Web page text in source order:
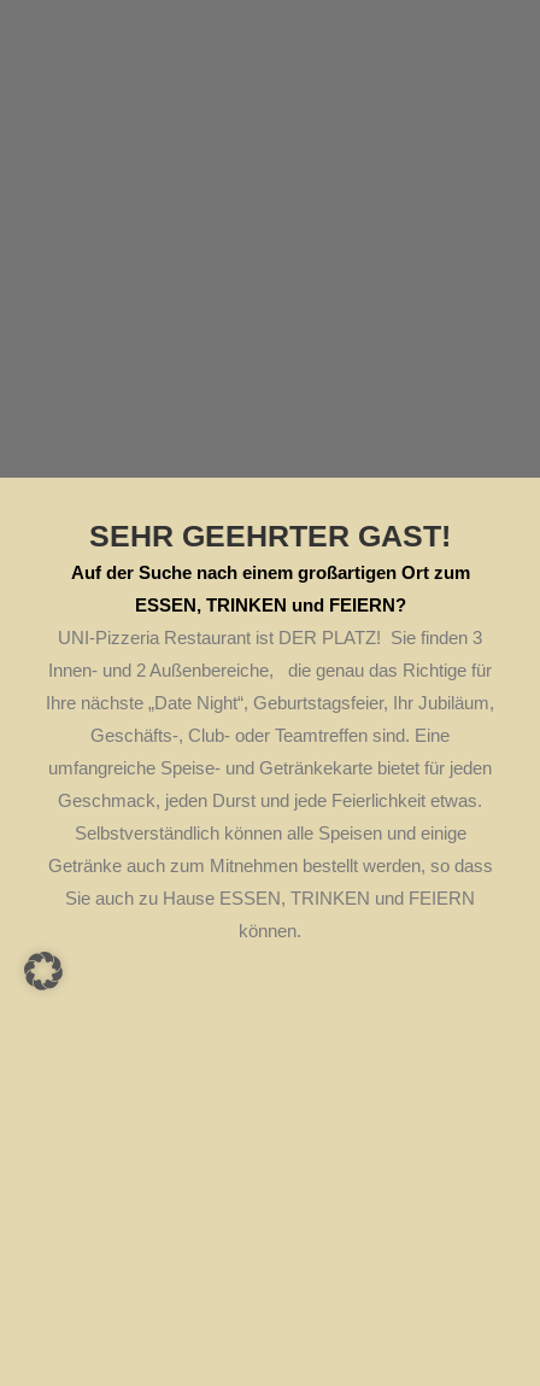
SEHR GEEHRTER GAST!
Auf der Suche nach einem großartigen Ort zum
ESSEN, TRINKEN und FEIERN?
UNI-Pizzeria Restaurant ist DER PLATZ! Sie finden 3
Innen- und 2 Außenbereiche, die genau das Richtige für
Ihre nächste „Date Night“, Geburtstagsfeier, Ihr Jubiläum,
Geschäfts-, Club- oder Teamtreffen sind. Eine
umfangreiche Speise- und Getränkekarte bietet für jeden
Geschmack, jeden Durst und jede Feierlichkeit etwas.
Selbstverständlich können alle Speisen und einige
Getränke auch zum Mitnehmen bestellt werden, so dass
Sie auch zu Hause ESSEN, TRINKEN und FEIERN
können.